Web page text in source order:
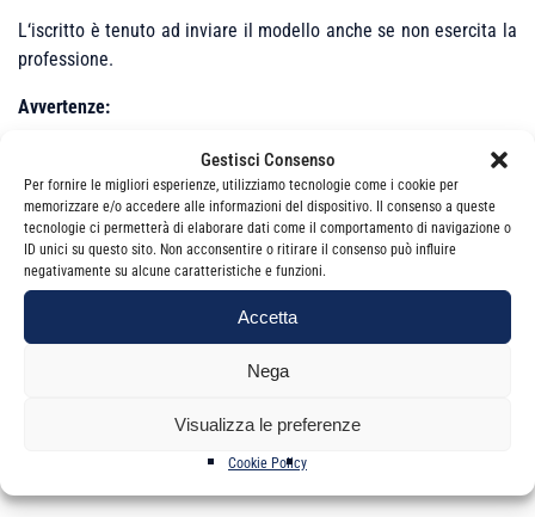
Gestisci Consenso
Per fornire le migliori esperienze, utilizziamo tecnologie come i cookie per
memorizzare e/o accedere alle informazioni del dispositivo. Il consenso a queste
tecnologie ci permetterà di elaborare dati come il comportamento di navigazione o
ID unici su questo sito. Non acconsentire o ritirare il consenso può influire
negativamente su alcune caratteristiche e funzioni.
Accetta
Nega
Visualizza le preferenze
Cookie Policy
L‘iscritto è tenuto ad inviare il modello anche se non esercita la
professione.
Avvertenze:
La PEC trasmessa dovrà contenere esclusivamente la
dichiarazione firmata e accompagnata da documento di identità
in corso di validità e nessun altro tipo di documento o
comunicazione.
Il mancato adempimento da parte dell’iscritto rappresenta
violazione di norme deontologiche e, come tale, passibile di
procedimento disciplinare.